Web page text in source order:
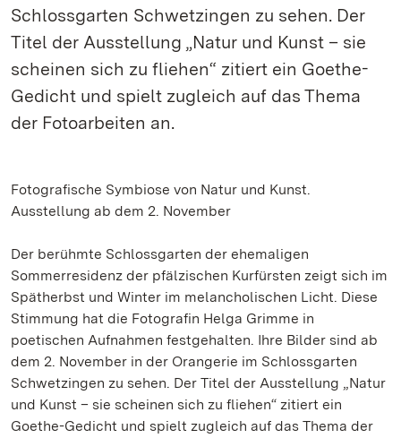
Schlossgarten Schwetzingen zu sehen. Der
Titel der Ausstellung „Natur und Kunst – sie
scheinen sich zu fliehen“ zitiert ein Goethe-
Gedicht und spielt zugleich auf das Thema
der Fotoarbeiten an.
Fotografische Symbiose von Natur und Kunst.
Ausstellung ab dem 2. November
Der berühmte Schlossgarten der ehemaligen
Sommerresidenz der pfälzischen Kurfürsten zeigt sich im
Spätherbst und Winter im melancholischen Licht. Diese
Stimmung hat die Fotografin Helga Grimme in
poetischen Aufnahmen festgehalten. Ihre Bilder sind ab
dem 2. November in der Orangerie im Schlossgarten
Schwetzingen zu sehen. Der Titel der Ausstellung „Natur
und Kunst – sie scheinen sich zu fliehen“ zitiert ein
Goethe-Gedicht und spielt zugleich auf das Thema der